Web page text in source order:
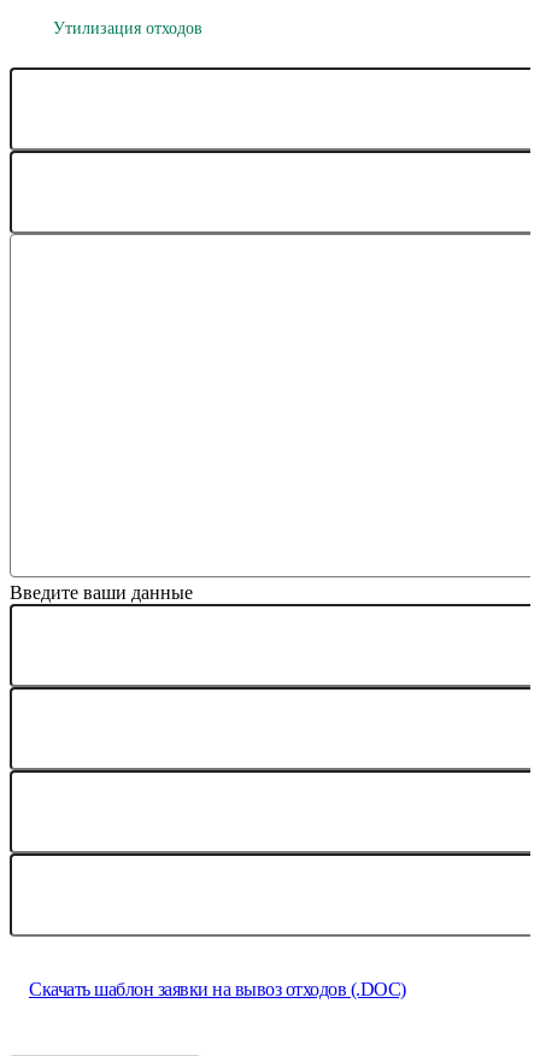
Утилизация отходов
Введите ваши данные
Скачать шаблон заявки на вывоз отходов (.DOC)